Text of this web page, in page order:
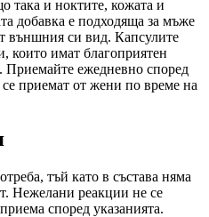
така и ноктите, кожата и
добавка е подходяща за мъже
външния си вид. Капсулите
които имат благоприятен
Приемайте ежедневно според
приемат от жени по време на
тъй като в състава няма
Нежелани реакции не се
според указанията.